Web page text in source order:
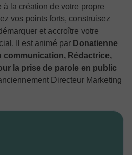
la création de votre propre
vos points forts, construisez
et accroître votre
Il est animé par Donatienne
communication, Rédactrice,
la prise de parole en public
Directeur Marketing